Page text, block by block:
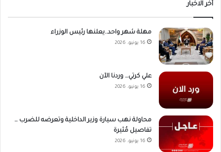
أخر الاخبار
مهلة شهر واحد..يعلنها رئيس الوزراء
16 يونيو، 2026
علي كرتي… وردنا الآن
16 يونيو، 2026
محاولة نهب سيارة وزير الداخلية وتعرضه للضرب …
تفاصيل مُثيرة
16 يونيو، 2026